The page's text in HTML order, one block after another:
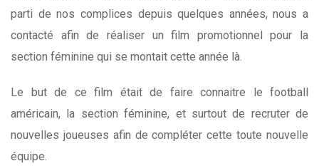
parti de nos complices depuis quelques années, nous a
contacté afin de réaliser un film promotionnel pour la
section féminine qui se montait cette année là.
Le but de ce film était de faire connaitre le football
américain, la section féminine, et surtout de recruter de
nouvelles joueuses afin de compléter cette toute nouvelle
équipe.